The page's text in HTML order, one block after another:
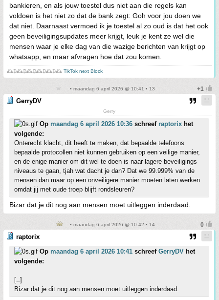
bankieren, en als jouw toestel dus niet aan die regels kan
voldoen is het niet zo dat de bank zegt: Goh voor jou doen we
dat niet. Daarnaast vermoed ik je toestel al zo oud is dat het ook
geen beveiligingsupdates meer krijgt, leuk je kent ze wel die
mensen waar je elke dag van die wazige berichten van krijgt op
whatsapp, en maar afvragen hoe dat zou komen.
🕰️₿🕰️₿🕰️₿🕰️₿🕰️₿🕰️ TikTok next Block
• maandag 6 april 2026 @ 10:41 • 13
GerryDV
Gerry
Op maandag 6 april 2026 10:36 schreef raptorix het
volgende:
Onterecht klacht, dit heeft te maken, dat bepaalde telefoons
bepaalde protocollen niet kunnen gebruiken op een veilige manier,
en de enige manier om dit wel te doen is naar lagere beveiligings
niveaus te gaan, tjah wat dacht je dan? Dat we 99.999% van de
mensen dan maar op een onveiligere manier moeten laten werken
omdat jij met oude troep blijft rondsleuren?
Bizar dat je dit nog aan mensen moet uitleggen inderdaad.
• maandag 6 april 2026 @ 10:42 • 14
raptorix
Op maandag 6 april 2026 10:41 schreef GerryDV het
volgende:
[..]
Bizar dat je dit nog aan mensen moet uitleggen inderdaad.